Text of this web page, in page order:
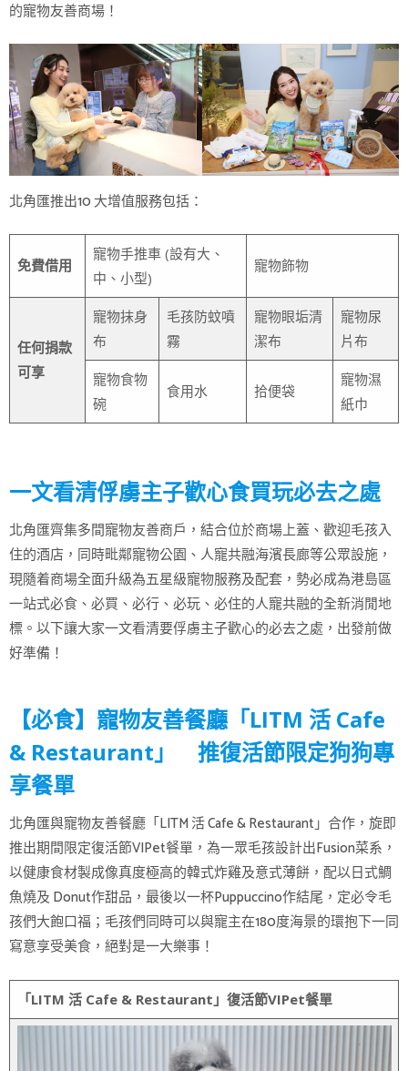
的寵物友善商場！
北角匯推出10 大增值服務包括：
免費借用
寵物手推車 (設有大、
中、小型)
寵物飾物
任何捐款
可享
寵物抹身
布
毛孩防蚊噴
霧
寵物眼垢清
潔布
寵物尿
片布
寵物食物
碗
食用水 拾便袋
寵物濕
紙巾
一文看清俘虜主子歡心食買玩必去之處
北角匯齊集多間寵物友善商戶，結合位於商場上蓋、歡迎毛孩入
住的酒店，同時毗鄰寵物公園、人寵共融海濱長廊等公眾設施，
現隨着商場全面升級為五星級寵物服務及配套，勢必成為港島區
一站式必食、必買、必行、必玩、必住的人寵共融的全新消閒地
標。以下讓大家一文看清要俘虜主子歡心的必去之處，出發前做
好準備！
【必食】寵物友善餐廳「LITM 活 Cafe
& Restaurant」 推復活節限定狗狗專
享餐單
北角匯與寵物友善餐廳「LITM 活 Cafe & Restaurant」合作，旋即
推出期間限定復活節VIPet餐單，為一眾毛孩設計出Fusion菜系，
以健康食材製成像真度極高的韓式炸雞及意式薄餅，配以日式鯛
魚燒及 Donut作甜品，最後以一杯Puppuccino作結尾，定必令毛
孩們大飽口福；毛孩們同時可以與寵主在180度海景的環抱下一同
寫意享受美食，絕對是一大樂事！
「LITM 活 Cafe & Restaurant」復活節VIPet餐單